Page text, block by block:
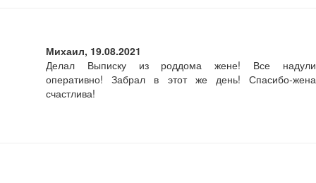
Михаил, 19.08.2021
Делал Выписку из роддома жене! Все надули
оперативно! Забрал в этот же день! Спасибо-жена
счастлива!